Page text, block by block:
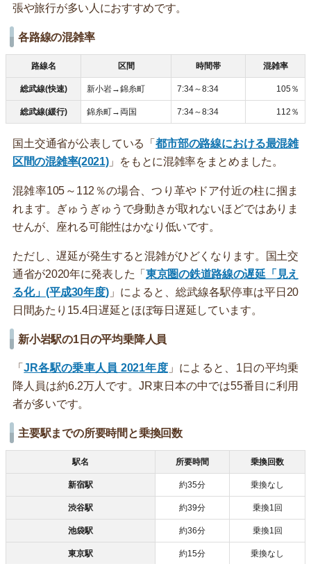
張や旅行が多い人におすすめです。
各路線の混雑率
路線名 区間 時間帯 混雑率
総武線(快速) 新小岩→錦糸町 7:34～8:34 105％
総武線(緩行) 錦糸町→両国 7:34～8:34 112％
国土交通省が公表している「都市部の路線における最混雑
区間の混雑率(2021)」をもとに混雑率をまとめました。
混雑率105～112％の場合、つり革やドア付近の柱に掴ま
れます。ぎゅうぎゅうで身動きが取れないほどではありま
せんが、座れる可能性はかなり低いです。
ただし、遅延が発生すると混雑がひどくなります。国土交
通省が2020年に発表した「 東京圏の鉄道路線の遅延「見え
る化」(平成30年度) 」によると、総武線各駅停車は平日20
日間あたり15.4日遅延とほぼ毎日遅延しています。
新小岩駅の1日の平均乗降人員
「JR各駅の乗車人員 2021年度」によると、1日の平均乗
降人員は約6.2万人です。JR東日本の中では55番目に利用
者が多いです。
主要駅までの所要時間と乗換回数
駅名 所要時間 乗換回数
新宿駅 約35分 乗換なし
渋谷駅 約39分 乗換1回
池袋駅 約36分 乗換1回
東京駅 約15分 乗換なし